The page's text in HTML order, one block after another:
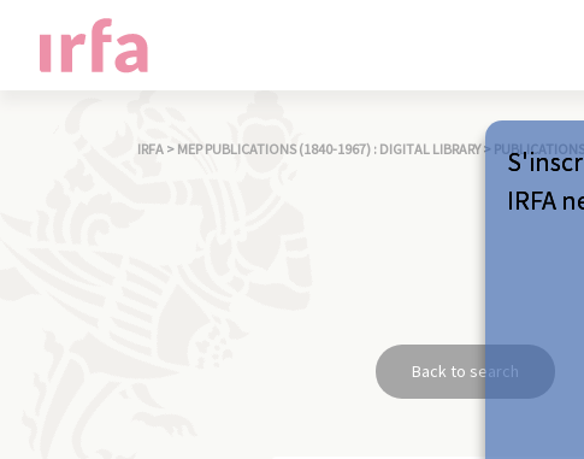
IRFA > MEP PUBLICATIONS (1840-1967) : DIGITAL LIBRARY > PUBLICATIONS
Back to search
IRFA